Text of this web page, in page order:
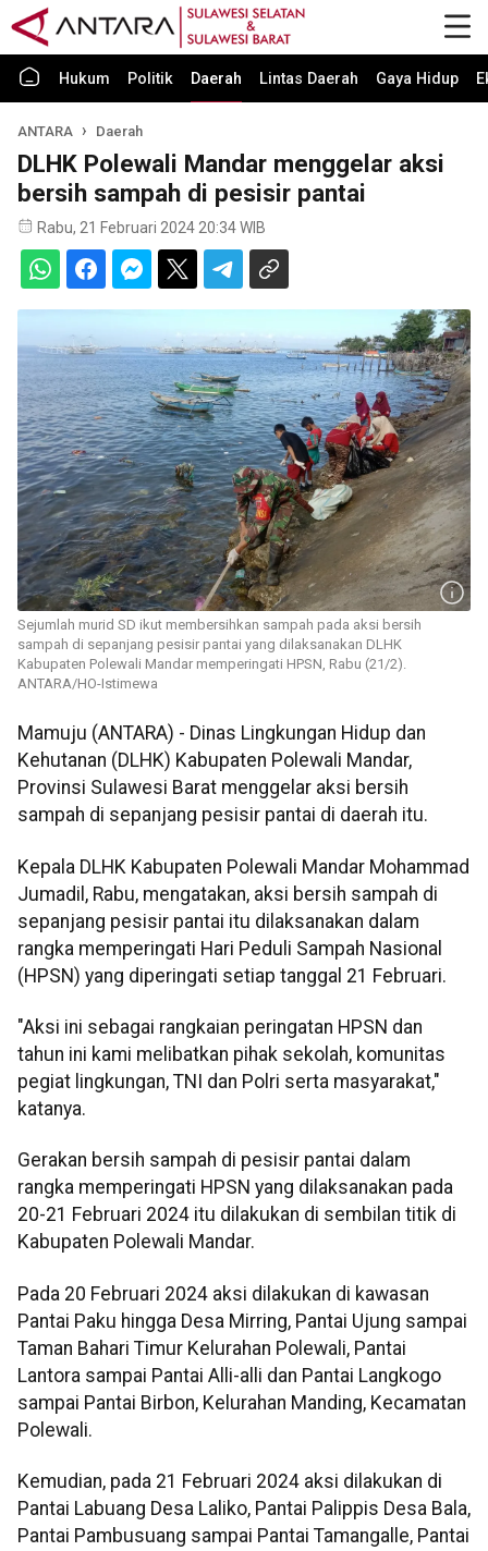
Hukum Politik Daerah Lintas Daerah Gaya Hidup
ANTARA Daerah
DLHK Polewali Mandar menggelar aksi
bersih sampah di pesisir pantai
Rabu, 21 Februari 2024 20:34 WIB
Sejumlah murid SD ikut membersihkan sampah pada aksi bersih
sampah di sepanjang pesisir pantai yang dilaksanakan DLHK
Kabupaten Polewali Mandar memperingati HPSN, Rabu (21/2).
ANTARA/HO-Istimewa
Mamuju (ANTARA) - Dinas Lingkungan Hidup dan
Kehutanan (DLHK) Kabupaten Polewali Mandar,
Provinsi Sulawesi Barat menggelar aksi bersih
sampah di sepanjang pesisir pantai di daerah itu.
Kepala DLHK Kabupaten Polewali Mandar Mohammad
Jumadil, Rabu, mengatakan, aksi bersih sampah di
sepanjang pesisir pantai itu dilaksanakan dalam
rangka memperingati Hari Peduli Sampah Nasional
(HPSN) yang diperingati setiap tanggal 21 Februari.
"Aksi ini sebagai rangkaian peringatan HPSN dan
tahun ini kami melibatkan pihak sekolah, komunitas
pegiat lingkungan, TNI dan Polri serta masyarakat,"
katanya.
Gerakan bersih sampah di pesisir pantai dalam
rangka memperingati HPSN yang dilaksanakan pada
20-21 Februari 2024 itu dilakukan di sembilan titik di
Kabupaten Polewali Mandar.
Pada 20 Februari 2024 aksi dilakukan di kawasan
Pantai Paku hingga Desa Mirring, Pantai Ujung sampai
Taman Bahari Timur Kelurahan Polewali, Pantai
Lantora sampai Pantai Alli-alli dan Pantai Langkogo
sampai Pantai Birbon, Kelurahan Manding, Kecamatan
Polewali.
Kemudian, pada 21 Februari 2024 aksi dilakukan di
Pantai Labuang Desa Laliko, Pantai Palippis Desa Bala,
Pantai Pambusuang sampai Pantai Tamangalle, Pantai